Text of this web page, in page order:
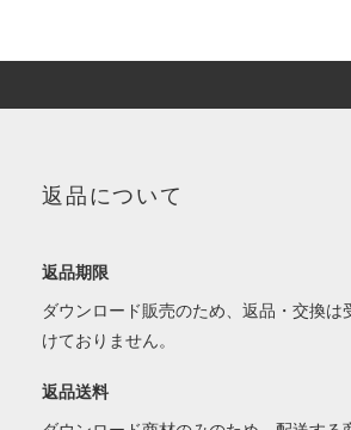
返品について
返品期限
ダウンロード販売のため、返品・交換は
けておりません。
返品送料